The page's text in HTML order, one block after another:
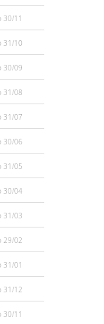
30/11
31/10
30/09
31/08
31/07
30/06
31/05
30/04
31/03
29/02
31/01
31/12
30/11